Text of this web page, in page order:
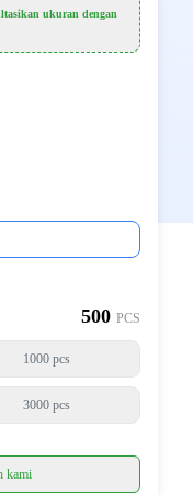
ukuran dengan
500 PCS
1000 pcs
3000 pcs
kami